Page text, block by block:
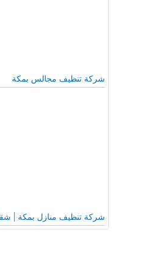
شركة تنظيف مجالس بمكة
شركة تنظيف منازل بمكة |